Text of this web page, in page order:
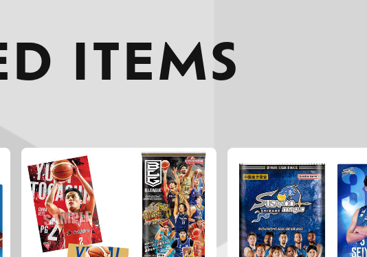
ITEMS